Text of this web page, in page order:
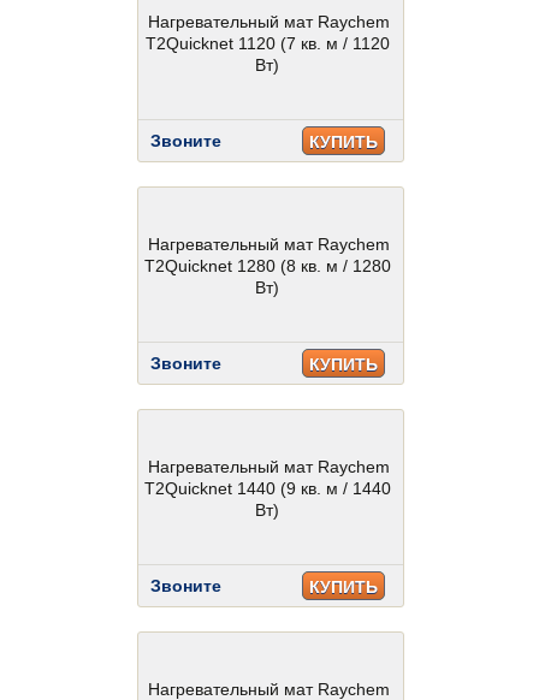
Нагревательный мат Raychem
T2Quicknet 1120 (7 кв. м / 1120
Вт)
Звоните КУПИТЬ
Нагревательный мат Raychem
T2Quicknet 1280 (8 кв. м / 1280
Вт)
Звоните КУПИТЬ
Нагревательный мат Raychem
T2Quicknet 1440 (9 кв. м / 1440
Вт)
Звоните КУПИТЬ
Нагревательный мат Raychem